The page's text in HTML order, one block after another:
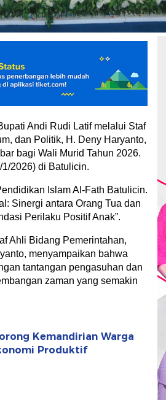
Andi Rudi Latif melalui Staf
dan Politik, H. Deny Haryanto,
bagi Wali Murid Tahun 2026.
2026) di Batulicin.
Islam Al-Fath Batulicin.
Sinergi antara Orang Tua dan
Perilaku Positif Anak”.
Ahli Bidang Pemerintahan,
menyampaikan bahwa
tantangan pengasuhan dan
zaman yang semakin
Kemandirian Warga
Produktif